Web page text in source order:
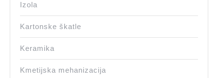
Izola
Kartonske škatle
Keramika
Kmetijska mehanizacija